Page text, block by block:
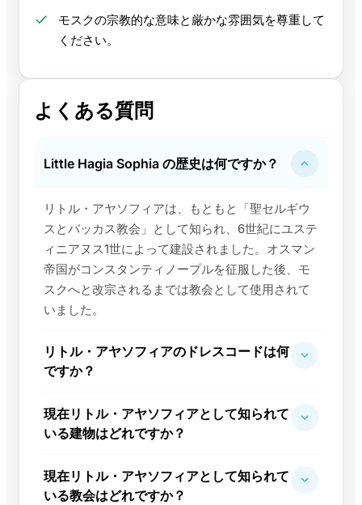
モスクの宗教的な意味と厳かな雰囲気を尊重して
ください。
よくある質問
Little Hagia Sophia の歴史は何ですか？
リトル・アヤソフィアは、もともと「聖セルギウ
スとバッカス教会」として知られ、6世紀にユステ
ィニアヌス1世によって建設されました。オスマン
帝国がコンスタンティノープルを征服した後、モ
スクへと改宗されるまでは教会として使用されて
いました。
リトル・アヤソフィアのドレスコードは何
ですか？
現在リトル・アヤソフィアとして知られて
いる建物はどれですか？
現在リトル・アヤソフィアとして知られて
いる教会はどれですか？